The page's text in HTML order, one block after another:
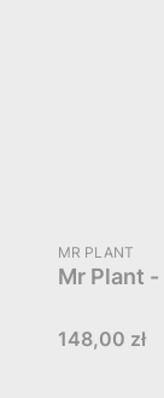
PRODUCENT
MR PLANT
Cena
148,00 zł